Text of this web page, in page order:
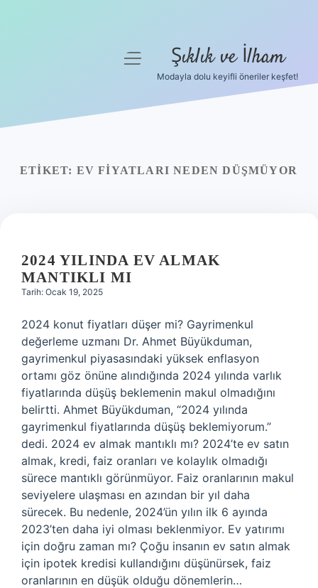
Yasal Uyarı
menüyü
Şıklık ve İlham
Modayla dolu keyifli öneriler keşfet!
ETIKET: EV FIYATLARI NEDEN DÜŞMÜYOR
2024 YILINDA EV ALMAK
MANTIKLI MI
Tarih: Ocak 19, 2025
2024 konut fiyatları düşer mi? Gayrimenkul
değerleme uzmanı Dr. Ahmet Büyükduman,
gayrimenkul piyasasındaki yüksek enflasyon
ortamı göz önüne alındığında 2024 yılında varlık
fiyatlarında düşüş beklemenin makul olmadığını
belirtti. Ahmet Büyükduman, “2024 yılında
gayrimenkul fiyatlarında düşüş beklemiyorum.”
dedi. 2024 ev almak mantıklı mı? 2024’te ev satın
almak, kredi, faiz oranları ve kolaylık olmadığı
sürece mantıklı görünmüyor. Faiz oranlarının makul
seviyelere ulaşması en azından bir yıl daha
sürecek. Bu nedenle, 2024’ün yılın ilk 6 ayında
2023’ten daha iyi olması beklenmiyor. Ev yatırımı
için doğru zaman mı? Çoğu insanın ev satın almak
için ipotek kredisi kullandığını düşünürsek, faiz
oranlarının en düşük olduğu dönemlerin…